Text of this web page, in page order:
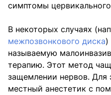
симптомы
В некоторых случаях
межпозвонкового диска)
называемую
терапию. Этот метод
защемлении нервов. Для
местный анестетик с